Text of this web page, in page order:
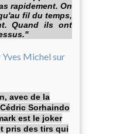
rapidement. On
fil du temps,
Quand ils ont
avec de la
Sorhaindo
est le joker
pris des tirs qui